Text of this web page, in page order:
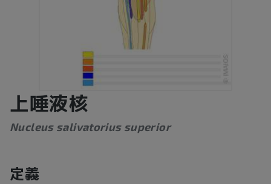
上唾液核
Nucleus salivatorius superior
定義